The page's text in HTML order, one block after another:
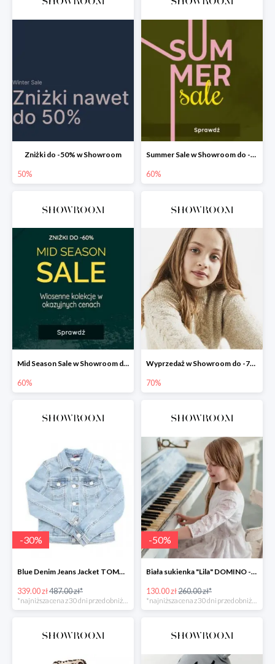
Zniżki do -50% w Showroom
50%
Summer Sale w Showroom do -60%
60%
Mid Season Sale w Showroom do -60%
60%
Wyprzedaż w Showroom do -70%
70%
-30%
Blue Denim Jeans Jacket TOMMY HILFIGER -30%
339.00 zł487.00 zł*
-50%
Biała sukienka "Lila" DOMINO -50%
130.00 zł260.00 zł*